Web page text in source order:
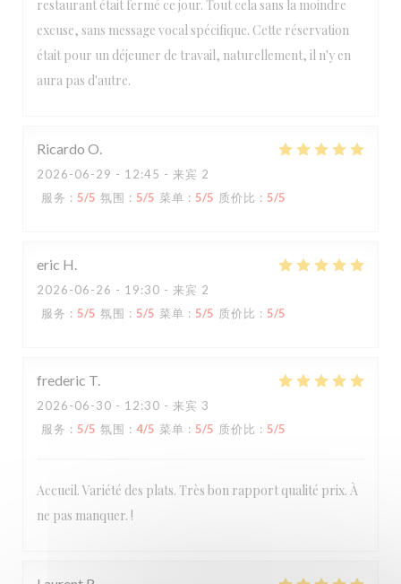
restaurant était fermé ce jour. Tout cela sans la moindre
excuse, sans message vocal spécifique. Cette réservation
était pour un déjeuner de travail, naturellement, il n'y en
aura pas d'autre.
Ricardo O
2026-06-29 - 12:45 - 来宾 2
服务 : 5/5 氛围 : 5/5 菜单 : 5/5 质价比 : 5/5
eric H
2026-06-26 - 19:30 - 来宾 2
服务 : 5/5 氛围 : 5/5 菜单 : 5/5 质价比 : 5/5
frederic T
2026-06-30 - 12:30 - 来宾 3
服务 : 5/5 氛围 : 4/5 菜单 : 5/5 质价比 : 5/5
Accueil. Variété des plats. Très bon rapport qualité prix. À
ne pas manquer. !